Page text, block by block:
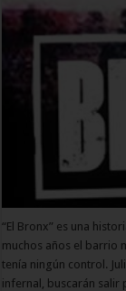
“El Bronx” es una
muchos años el barrio
tenía ningún control.
infernal, buscarán salir